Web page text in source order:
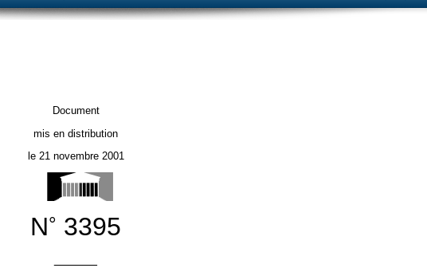
Document
mis en distribution
le 21 novembre 2001
N° 3395